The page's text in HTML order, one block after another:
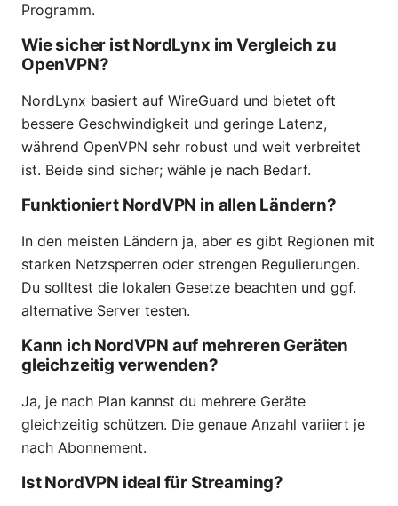
Programm.
Wie sicher ist NordLynx im Vergleich zu
OpenVPN?
NordLynx basiert auf WireGuard und bietet oft
bessere Geschwindigkeit und geringe Latenz,
während OpenVPN sehr robust und weit verbreitet
ist. Beide sind sicher; wähle je nach Bedarf.
Funktioniert NordVPN in allen Ländern?
In den meisten Ländern ja, aber es gibt Regionen mit
starken Netzsperren oder strengen Regulierungen.
Du solltest die lokalen Gesetze beachten und ggf.
alternative Server testen.
Kann ich NordVPN auf mehreren Geräten
gleichzeitig verwenden?
Ja, je nach Plan kannst du mehrere Geräte
gleichzeitig schützen. Die genaue Anzahl variiert je
nach Abonnement.
Ist NordVPN ideal für Streaming?